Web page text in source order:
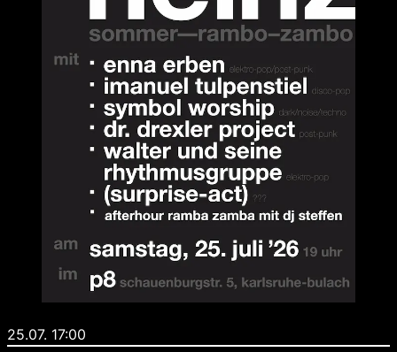
25.07. 17:00